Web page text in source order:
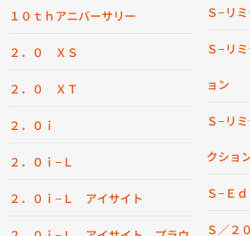
１０ｔｈアニバーサリー
２．０ ＸＳ
２．０ ＸＴ
２．０ｉ
２．０ｉ−Ｌ
２．０ｉ−Ｌ アイサイト
Ｓ−リ
Ｓ−リ
ョン
Ｓ−リ
クショ
Ｓ−Ｅｄ
Ｓ／２０